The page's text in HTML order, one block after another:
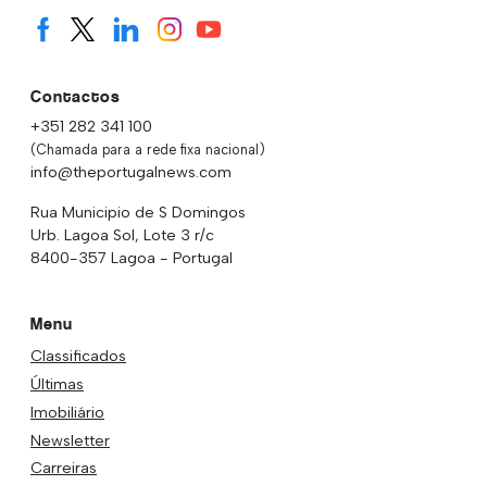
Contactos
+351 282 341 100
(Chamada para a rede fixa nacional)
info@theportugalnews.com
Rua Municipio de S Domingos
Urb. Lagoa Sol, Lote 3 r/c
8400-357 Lagoa - Portugal
Menu
Classificados
Últimas
Imobiliário
Newsletter
Carreiras